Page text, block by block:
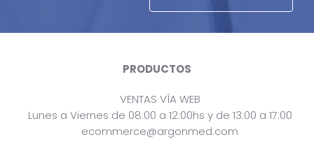
PRODUCTOS
VENTAS VÍA WEB
Lunes a Viernes de 08:00 a 12:00hs y de 13:00 a 17:00
ecommerce@argonmed.com